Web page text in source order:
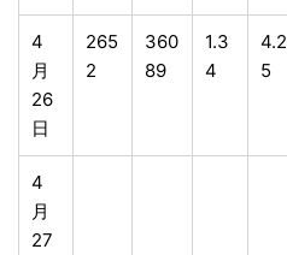
4
月
26
日
265
2
360
89
1.3
4
4.2
5
4
月
27